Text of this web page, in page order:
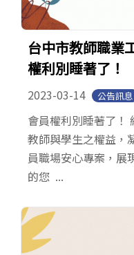
台中市教師職業
權利別睡著了！
2023-03-14 公告訊息
會員權利別睡著了！
教師與學生之權益，
員職場安心專案，展
的您 ...